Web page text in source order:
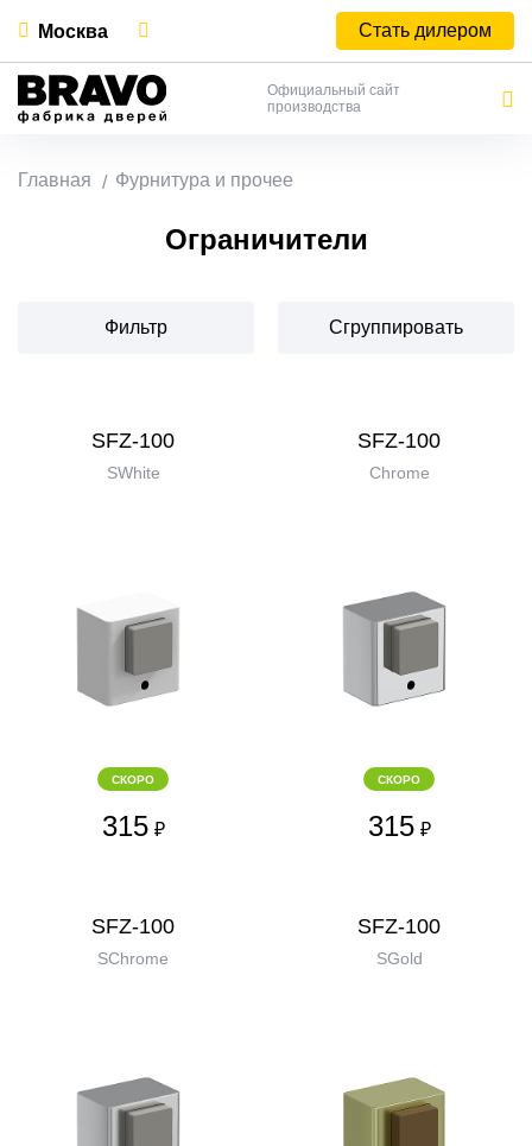
Москва Стать дилером
Официальный сайт
производства
Главная Фурнитура и прочее
Ограничители
Фильтр Сгруппировать
SFZ-100
SWhite
СКОРО
315 ₽
SFZ-100
Chrome
СКОРО
315 ₽
SFZ-100
SChrome
SFZ-100
SGold